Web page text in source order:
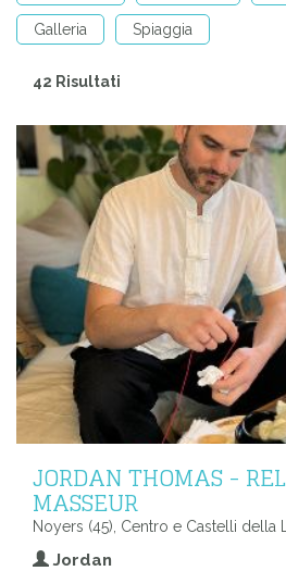
Galleria Spiaggia
42 Risultati
JORDAN THOMAS -
MASSEUR
Noyers (45), Centro e Castelli della
Jordan